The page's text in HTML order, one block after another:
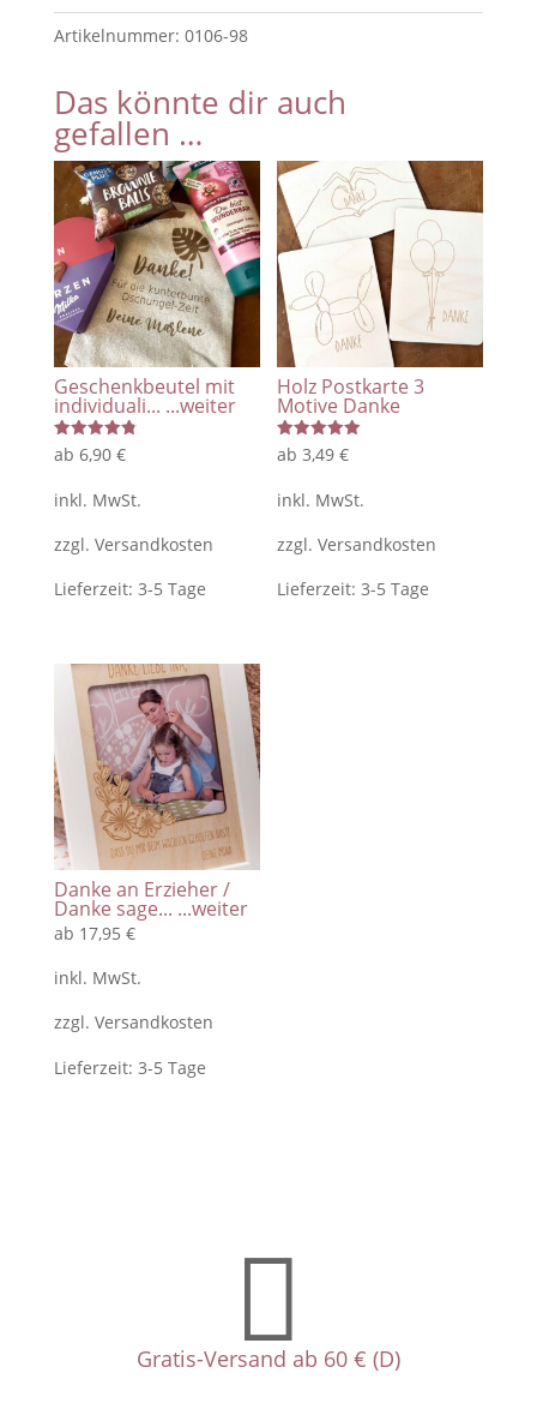
Tagesvater
/
für
Tagesvater
/
Geschenkidee
Tagesmutter
/
Geschenkidee
Tagesvater
Menge
Artikelnummer: 0106-98
Das könnte dir auch
gefallen …
Geschenkbeutel mit
individuali... ...weiter
Bewertet
mit
von 5
ab 6,90 €
inkl. MwSt.
zzgl. Versandkosten
Lieferzeit: 3-5 Tage
Holz Postkarte 3
Motive Danke
Bewertet
mit
von 5
ab3,49€
inkl. MwSt.
zzgl.Versandkosten
Lieferzeit:3-5 Tage
Danke an Erzieher /
Danke sage... ...weiter
ab 17,95 €
inkl. MwSt.
zzgl. Versandkosten
Lieferzeit: 3-5 Tage

Gratis-Versand ab 60 € (D)